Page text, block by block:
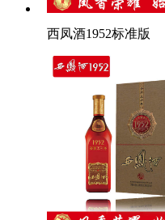
西凤酒1952标准版